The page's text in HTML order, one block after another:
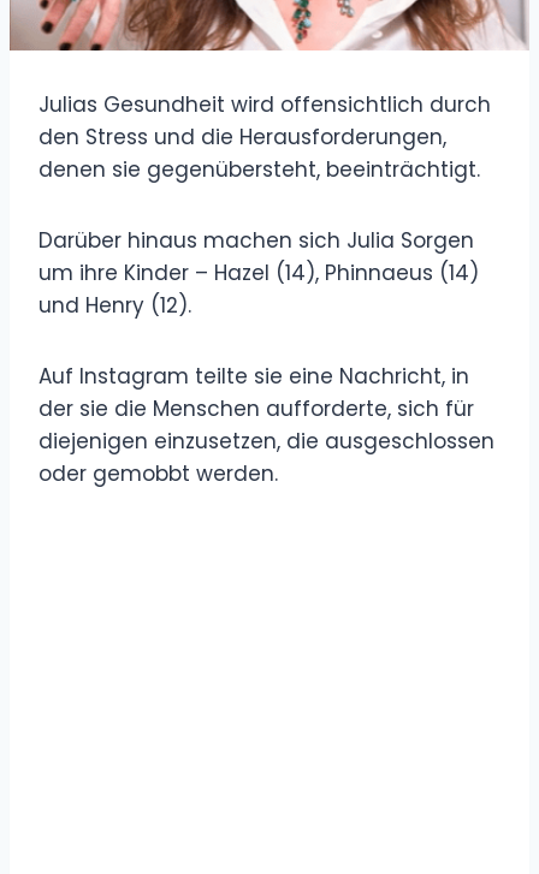
Julias Gesundheit wird offensichtlich durch
den Stress und die Herausforderungen,
denen sie gegenübersteht, beeinträchtigt.
Darüber hinaus machen sich Julia Sorgen
um ihre Kinder – Hazel (14), Phinnaeus (14)
und Henry (12).
Auf Instagram teilte sie eine Nachricht, in
der sie die Menschen aufforderte, sich für
diejenigen einzusetzen, die ausgeschlossen
oder gemobbt werden.